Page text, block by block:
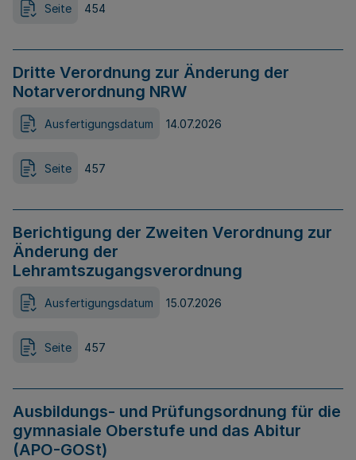
Seite 454
Dritte Verordnung zur Änderung der
Notarverordnung NRW
Ausfertigungsdatum 14.07.2026
Seite 457
Berichtigung der Zweiten Verordnung zur
Änderung der
Lehramtszugangsverordnung
Ausfertigungsdatum 15.07.2026
Seite 457
Ausbildungs- und Prüfungsordnung für die
gymnasiale Oberstufe und das Abitur
(APO-GOSt)